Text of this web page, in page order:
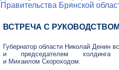
Правительства Брянской
ВСТРЕЧА С
Губернатор области Николай Денин
и председателем
и Михаилом Скороходом.